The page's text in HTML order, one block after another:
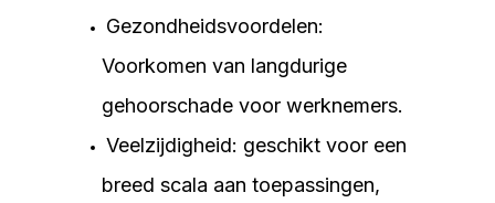
Gezondheidsvoordelen:
Voorkomen van langdurige
gehoorschade voor werknemers.
Veelzijdigheid: geschikt voor een
breed scala aan toepassingen,